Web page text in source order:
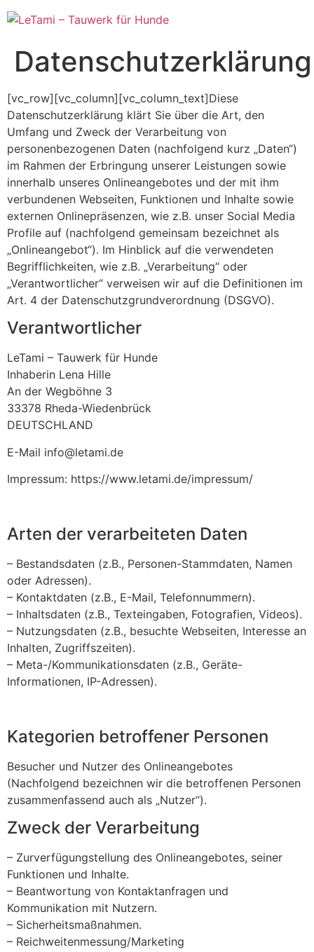
Zum
Inhalt
Datenschutzerklärung
[vc_row][vc_column][vc_column_text]Diese
Datenschutzerklärung klärt Sie über die Art, den
Umfang und Zweck der Verarbeitung von
personenbezogenen Daten (nachfolgend kurz „Daten“)
im Rahmen der Erbringung unserer Leistungen sowie
innerhalb unseres Onlineangebotes und der mit ihm
verbundenen Webseiten, Funktionen und Inhalte sowie
externen Onlinepräsenzen, wie z.B. unser Social Media
Profile auf (nachfolgend gemeinsam bezeichnet als
„Onlineangebot“). Im Hinblick auf die verwendeten
Begrifflichkeiten, wie z.B. „Verarbeitung“ oder
„Verantwortlicher“ verweisen wir auf die Definitionen im
Art. 4 der Datenschutzgrundverordnung (DSGVO).
Verantwortlicher
LeTami – Tauwerk für Hunde
Inhaberin Lena Hille
An der Wegböhne 3
33378 Rheda-Wiedenbrück
DEUTSCHLAND
E-Mail info@letami.de
Impressum: https://www.letami.de/impressum/
Arten der verarbeiteten Daten
– Bestandsdaten (z.B., Personen-Stammdaten, Namen
oder Adressen).
– Kontaktdaten (z.B., E-Mail, Telefonnummern).
– Inhaltsdaten (z.B., Texteingaben, Fotografien, Videos).
– Nutzungsdaten (z.B., besuchte Webseiten, Interesse an
Inhalten, Zugriffszeiten).
– Meta-/Kommunikationsdaten (z.B., Geräte-
Informationen, IP-Adressen).
Kategorien betroffener Personen
Besucher und Nutzer des Onlineangebotes
(Nachfolgend bezeichnen wir die betroffenen Personen
zusammenfassend auch als „Nutzer“).
Zweck der Verarbeitung
– Zurverfügungstellung des Onlineangebotes, seiner
Funktionen und Inhalte.
– Beantwortung von Kontaktanfragen und
Kommunikation mit Nutzern.
– Sicherheitsmaßnahmen.
– Reichweitenmessung/Marketing